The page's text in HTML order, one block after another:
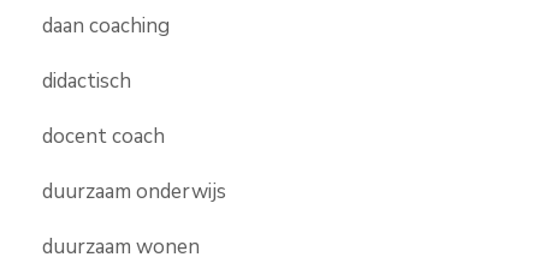
daan coaching
didactisch
docent coach
duurzaam onderwijs
duurzaam wonen